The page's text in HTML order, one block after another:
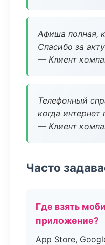
Афиша полная,
Спасибо за
— Клиент
Телефонный
когда интернет
— Клиент
Часто
Где взять
приложение?
App Store,